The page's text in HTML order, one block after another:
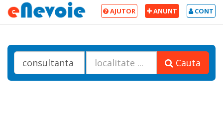
CONT
ANUNT
AJUTOR
Cauta